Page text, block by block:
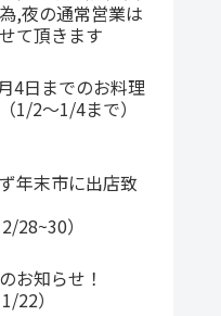
,夜の通常営業は
て頂きます
4日までのお料理
1/2～1/4まで）
年末市に出店致
28~30）
お知らせ！
22）